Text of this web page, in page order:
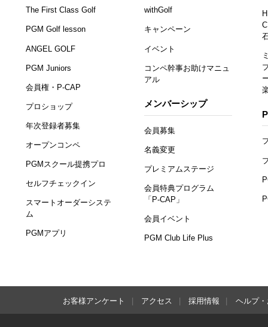
The First Class Golf
PGM Golf lesson
ANGEL GOLF
PGM Juniors
会員権・P-CAP
プロショップ
年次登録者募集
オープンコンペ
PGMスクール提携プロ
セルフチェックイン
スマートオーダーシステ
ム
PGMアプリ
withGolf
キャンペーン
イベント
コンペ幹事お助けマニュ
アル
メンバーシップ
会員募集
名義変更
プレミアムステージ
会員特典プログラム
「P-CAP」
会員イベント
PGM Club Life Plus
お客様アンケート アクセス 採用情報 ヘルプ